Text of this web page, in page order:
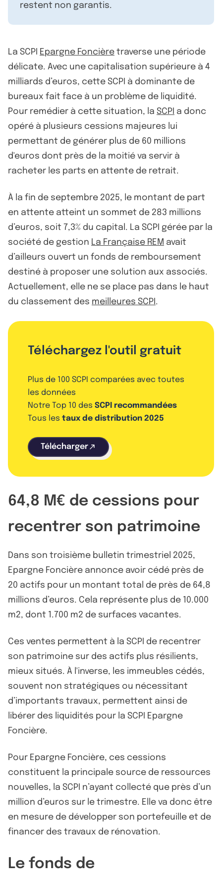
restent non garantis.
La SCPI Epargne Foncière traverse une période
délicate. Avec une capitalisation supérieure à 4
milliards d’euros, cette SCPI à dominante de
bureaux fait face à un problème de liquidité.
Pour remédier à cette situation, la SCPI a donc
opéré à plusieurs cessions majeures lui
permettant de générer plus de 60 millions
d'euros dont près de la moitié va servir à
racheter les parts en attente de retrait.
À la fin de septembre 2025, le montant de part
en attente atteint un sommet de 283 millions
d’euros, soit 7,3% du capital. La SCPI gérée par la
société de gestion La Française REM avait
d’ailleurs ouvert un fonds de remboursement
destiné à proposer une solution aux associés.
Actuellement, elle ne se place pas dans le haut
du classement des meilleures SCPI .
Téléchargez l'outil gratuit
Plus de 100 SCPI comparées avec toutes
les données
Notre Top 10 des SCPI recommandées
Tous les taux de distribution 2025
Télécharger
64,8 M€ de cessions pour
recentrer son patrimoine
Dans son troisième bulletin trimestriel 2025,
Epargne Foncière annonce avoir cédé près de
20 actifs pour un montant total de près de 64,8
millions d’euros. Cela représente plus de 10.000
m2, dont 1.700 m2 de surfaces vacantes.
Ces ventes permettent à la SCPI de recentrer
son patrimoine sur des actifs plus résilients,
mieux situés. À l'inverse, les immeubles cédés,
souvent non stratégiques ou nécessitant
d’importants travaux, permettent ainsi de
libérer des liquidités pour la SCPI Epargne
Foncière.
Pour Epargne Foncière, ces cessions
constituent la principale source de ressources
nouvelles, la SCPI n’ayant collecté que près d’un
million d’euros sur le trimestre. Elle va donc être
en mesure de développer son portefeuille et de
financer des travaux de rénovation.
Le fonds de